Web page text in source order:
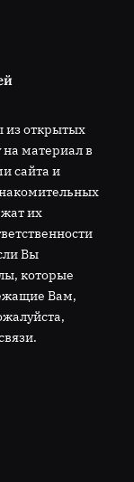
из открытых
материал в
сайта и
их
Вы
которые
Вам,